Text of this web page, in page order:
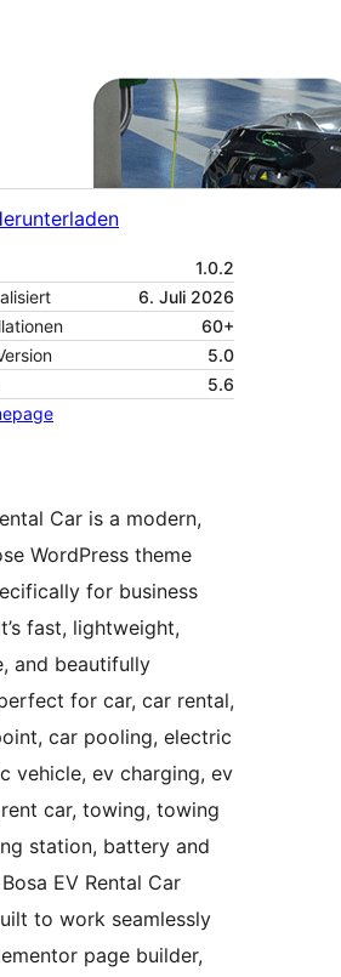
1.0.2
6. Juli 2026
60+
5.0
5.6
Car is a modern,
WordPress theme
for business
fast, lightweight,
and beautifully
for car, car rental,
car pooling, electric
vehicle, ev charging, ev
car, towing, towing
station, battery and
EV Rental Car
to work seamlessly
page builder,